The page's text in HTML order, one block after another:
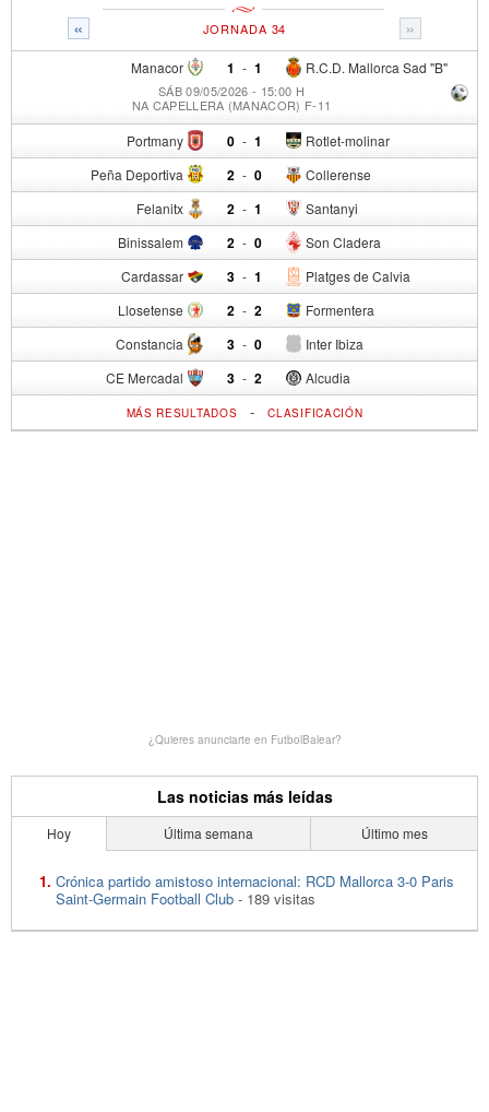
« »
JORNADA 34
Manacor 1 - R.C.D. Mallorca Sad "B"
1
SÁB 09/05/2026 - 15:00 H
NA CAPELLERA (MANACOR) F-11
Portmany 0 - Rotlet-molinar
1
Peña Deportiva 2 - Collerense
0
Felanitx 2 - Santanyi
1
Binissalem 2 - Son Cladera
0
Cardassar 3 - Platges de Calvia
1
Llosetense 2 - Formentera
2
Constancia 3 - Inter Ibiza
0
CE Mercadal 3 - Alcudia
2
MÁS RESULTADOS -CLASIFICACIÓN
¿Quieres anunciarte en FutbolBalear?
Las noticias más leídas
Hoy Última semana Último mes
Crónica partido amistoso internacional: RCD Mallorca 3-0 Paris
Saint-Germain Football Club - 189 visitas